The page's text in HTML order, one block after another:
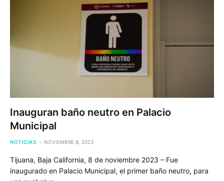
Inauguran baño neutro en Palacio
Municipal
NOTICIAS NOVIEMBRE 8, 2023
Tijuana, Baja California, 8 de noviembre 2023 – Fue
inaugurado en Palacio Municipal, el primer baño neutro, para